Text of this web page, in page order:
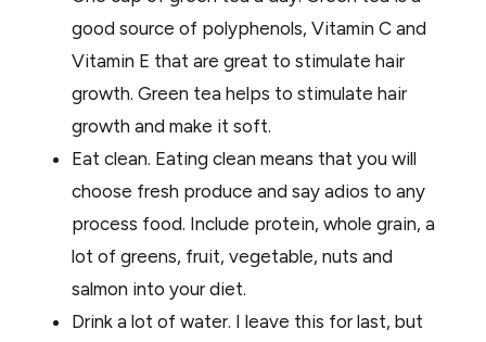
good source of polyphenols, Vitamin C and
Vitamin E that are great to stimulate hair
growth. Green tea helps to stimulate hair
growth and make it soft.
Eat clean. Eating clean means that you will
choose fresh produce and say adios to any
process food. Include protein, whole grain, a
lot of greens, fruit, vegetable, nuts and
salmon into your diet.
Drink a lot of water. I leave this for last, but